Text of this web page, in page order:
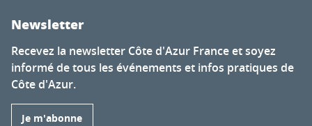
Newsletter
Recevez la newsletter Côte d'Azur France et soyez
informé de tous les événements et infos pratiques de
Côte d'Azur.
Je m'abonne